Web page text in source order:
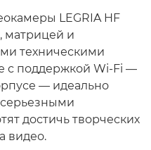
LEGRIA HF
матрицей и
техническими
с поддержкой Wi-Fi —
— идеально
достичь творческих
видео.